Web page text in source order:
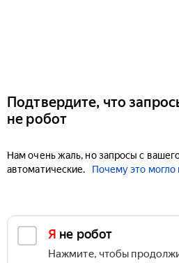
Подтвердите, что
не робот
Нам очень жаль, но запросы с
автоматические.
Почему это могло
Я не робот
Нажмите, чтобы